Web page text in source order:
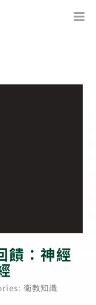
饋：神經
衛教知識